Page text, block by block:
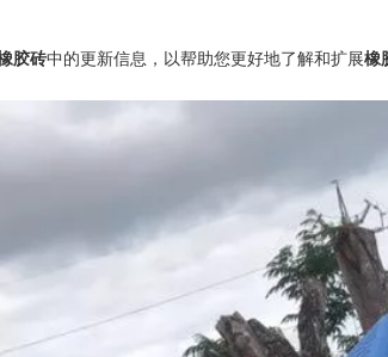
胶砖中的更新信息，以帮助您更好地了解和扩展橡